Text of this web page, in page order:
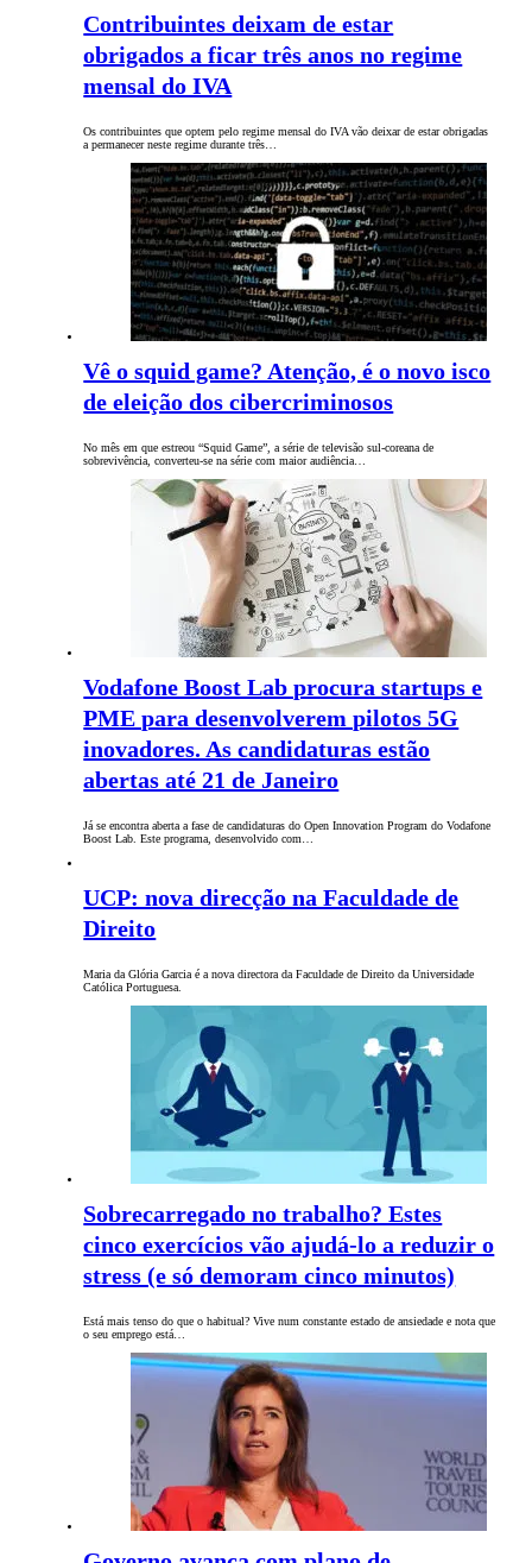
Contribuintes deixam de estar
obrigados a ficar três anos no regime
mensal do IVA
Os contribuintes que optem pelo regime mensal do IVA vão deixar de estar obrigadas
a permanecer neste regime durante três…
Vê o squid game? Atenção, é o novo isco
de eleição dos cibercriminosos
No mês em que estreou “Squid Game”, a série de televisão sul-coreana de
sobrevivência, converteu-se na série com maior audiência…
Vodafone Boost Lab procura startups e
PME para desenvolverem pilotos 5G
inovadores. As candidaturas estão
abertas até 21 de Janeiro
Já se encontra aberta a fase de candidaturas do Open Innovation Program do Vodafone
Boost Lab. Este programa, desenvolvido com…
UCP: nova direcção na Faculdade de
Direito
Maria da Glória Garcia é a nova directora da Faculdade de Direito da Universidade
Católica Portuguesa.
Sobrecarregado no trabalho? Estes
cinco exercícios vão ajudá-lo a reduzir o
stress (e só demoram cinco minutos)
Está mais tenso do que o habitual? Vive num constante estado de ansiedade e nota que
o seu emprego está…